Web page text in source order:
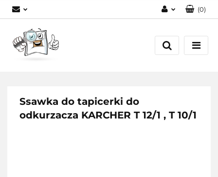
Zarejestruj się
(0)
Ssawka do tapicerki do
odkurzacza KARCHER T 12/1 , T 10/1